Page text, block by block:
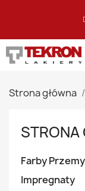
Strona główna
Farby
Impregnaty